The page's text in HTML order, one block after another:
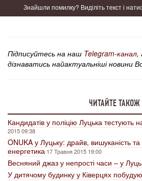
Знайшли помилку? Виділіть текст і
Підписуйтесь на наш Telegram-канал,
дізнаватись найактуальніші новини
ЧИТАЙТЕ ТАКОЖ
Кандидатів у поліцію Луцька тестують
2015 09:38
ONUKA у Луцьку: драйв, вишуканість
енергетика 17 Травня 2015 19:00
Весняний джаз у непрості часи – у
У дитячому будинку у Ківерцях